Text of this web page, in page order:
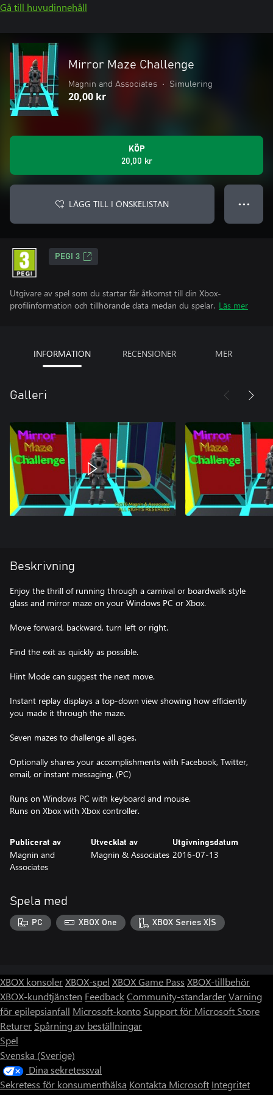
Gå till huvudinnehåll
Mirror Maze Challenge
Magnin and Associates • Simulering
20,00 kr
KÖP
20,00 kr
LÄGG TILL I ÖNSKELISTAN ● ● ●
PEGI 3
Utgivare av spel som du startar får åtkomst till din Xbox-
profilinformation och tillhörande data medan du spelar. Läs mer
INFORMATION RECENSIONER MER
Galleri
Beskrivning
Enjoy the thrill of running through a carnival or boardwalk style
glass and mirror maze on your Windows PC or Xbox.
Move forward, backward, turn left or right.
Find the exit as quickly as possible.
Hint Mode can suggest the next move.
Instant replay displays a top-down view showing how efficiently
you made it through the maze.
Seven mazes to challenge all ages.
Optionally shares your accomplishments with Facebook, Twitter,
email, or instant messaging. (PC)
Runs on Windows PC with keyboard and mouse.
Publicerat av
Magnin and
Associates
Utvecklat av
Magnin & Associates
Utgivningsdatum
2016-07-13
Spela med
PC XBOX One XBOX Series X|S
XBOX konsolerXBOX-spel XBOX Game Pass XBOX-tillbehör
XBOX-kundtjänsten FeedbackCommunity-standarderVarning
för epilepsianfall Microsoft-konto Support för Microsoft Store
Returer Spårning av beställningar
Spel
Svenska (Sverige)
Dina sekretessval
Sekretess för konsumenthälsa Kontakta Microsoft Integritet